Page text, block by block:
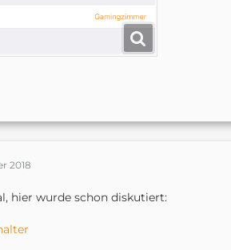
2018
hier wurde schon diskutiert: